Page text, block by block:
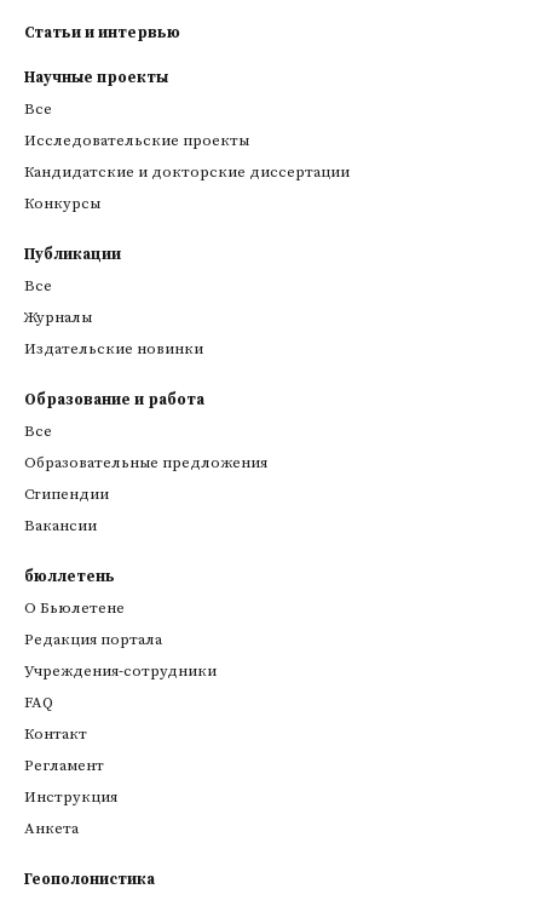
Статьи и интервью
Научные проекты
Все
Исследовательские проекты
Кандидатские и докторские диссертации
Конкурсы
Публикации
Все
Журналы
Издательские новинки
Образование и работа
Все
Образовательные предложения
Стипендии
Вакансии
бюллетень
О Бьюлетене
Редакция портала
Учреждения-сотрудники
FAQ
Контакт
Регламент
Инструкция
Анкета
Геополонистика